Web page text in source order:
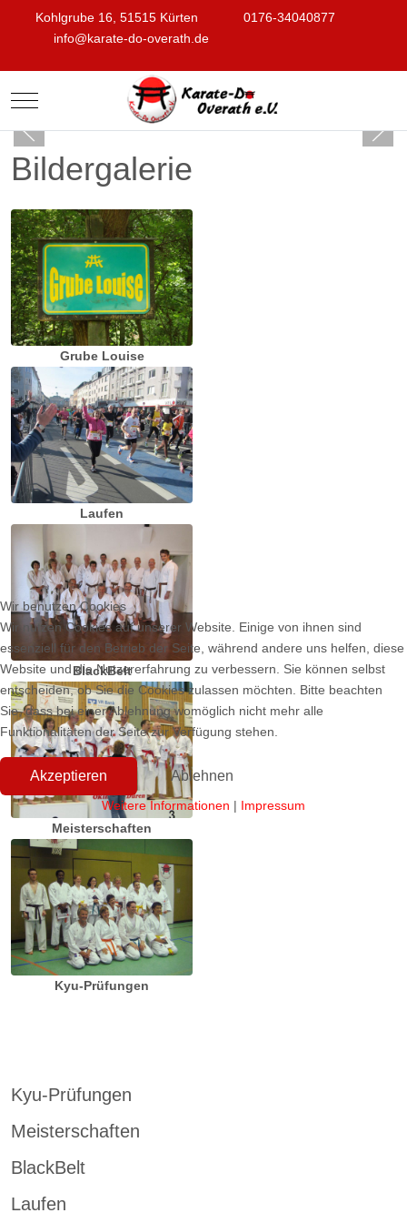
Kohlgrube 16, 51515 Kürten
0176-34040877
info@karate-do-overath.de
Mobile Menu Toggle
Bildergalerie
Grube Louise
Laufen
BlackBelt
Meisterschaften
Kyu-Prüfungen
Kyu-Prüfungen
Meisterschaften
BlackBelt
Laufen
Wir benutzen Cookies
Wir nutzen Cookies auf unserer Website. Einige von ihnen sind
essenziell für den Betrieb der Seite, während andere uns helfen, diese
Website und die Nutzererfahrung zu verbessern. Sie können selbst
entscheiden, ob Sie die Cookies zulassen möchten. Bitte beachten
Sie, dass bei einer Ablehnung womöglich nicht mehr alle
Funktionalitäten der Seite zur Verfügung stehen.
Akzeptieren Ablehnen
Weitere Informationen | Impressum